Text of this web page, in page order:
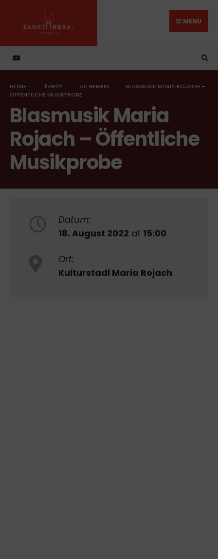
content
MENU
HOME Events ALLGEMEIN
BLASMUSIK MARIA ROJACH –
ÖFFENTLICHE MUSIKPROBE
Blasmusik Maria
Rojach – Öffentliche
Musikprobe
Datum:
18. August 2022 at 15:00
Ort:
Kulturstadl Maria Rojach